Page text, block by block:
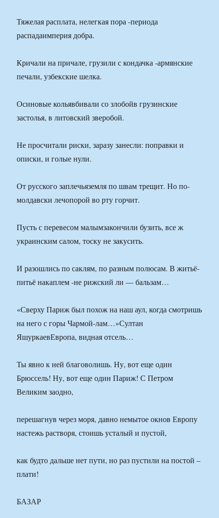
Тяжелая расплата, нелегкая пора -периода
распадаимперия добра.
Кричали на причале, грузили с кондачка -армянские
печали, узбекские шелка.
Осиновые кольявбивали со злобойв грузинские
застолья, в литовский зверобой.
Не просчитали риски, заразу занесли: поправки и
описки, и голые нули.
От русского заплечьяземля по швам трещит. Но по-
молдавски лечопорой во рту горчит.
Пусть с перевесом малымзакончили бузить, все ж
украинским салом, тоску не закусить.
И разошлись по саклям, по разным полюсам. В житьё-
питьё накаплем -не рижский ли — бальзам…
«Сверху Париж был похож на наш аул, когда смотришь
на него с горы Чармой-лам…»Султан
ЯшуркаевЕвропа, видная отсель…
Ты явно к ней благоволишь. Ну, вот еще один
Брюссель! Ну, вот еще один Париж! С Петром
Великим заодно,
перешагнув через моря, давно немытое окнов Европу
настежь растворя, стоишь усталый и пустой,
как будто дальше нет пути, но раз пустили на постой –
плати!
БАЗАР